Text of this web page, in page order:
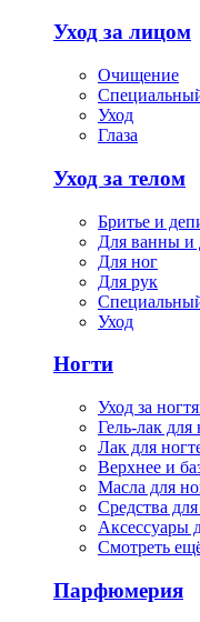
Уход за лицом
Очищение
Уход
Глаза
Уход за телом
Бритье и
Для ванны и
Для ног
Для рук
Уход
Ногти
Уход за
Гель-лак для
Лак для
Верхнее и
Масла для
Средства
Аксессуары
Смотреть
Парфюмерия